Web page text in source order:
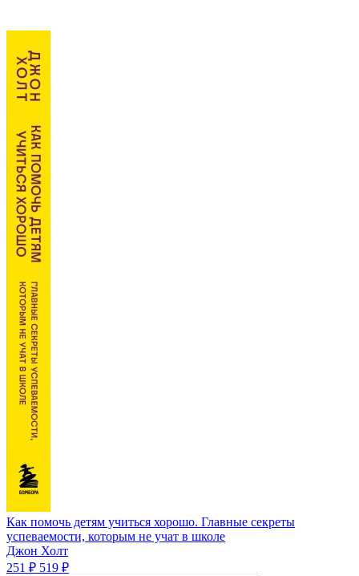
Как помочь детям учиться хорошо. Главные секреты
успеваемости, которым не учат в школе
Джон Холт
251 ₽ 519 ₽